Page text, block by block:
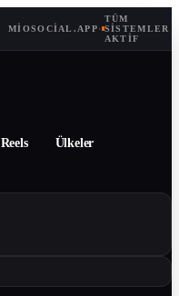
MIOSOCIAL.APP·
TÜM
SISTEMLER
AKTIF
Reels Ülkeler